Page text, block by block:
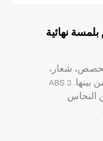
نهائية
مخصص، شعار،
وأحجام رأس دش متنوعة للاختيار من بينها. ABS 3
النحاس